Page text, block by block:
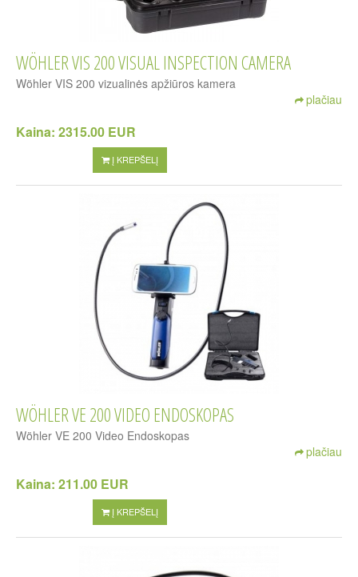
WÖHLER VIS 200 VISUAL INSPECTION CAMERA
Wöhler VIS 200 vizualinės apžiūros kamera
plačiau
Kaina: 2315.00 EUR
Į KREPŠELĮ
WÖHLER VE 200 VIDEO ENDOSKOPAS
Wöhler VE 200 Video Endoskopas
plačiau
Kaina: 211.00 EUR
Į KREPŠELĮ